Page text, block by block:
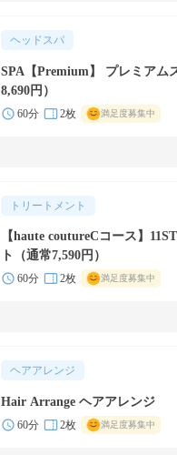
ヘッドスパ
SPA【Premium】 プレミアム
8,690円）
60分 2枚 満足度募集中
トリートメント
【haute coutureCコース】
ト（通常7,590円）
60分 2枚 満足度募集中
ヘアアレンジ
Hair Arrange ヘアアレンジ
60分 2枚 満足度募集中